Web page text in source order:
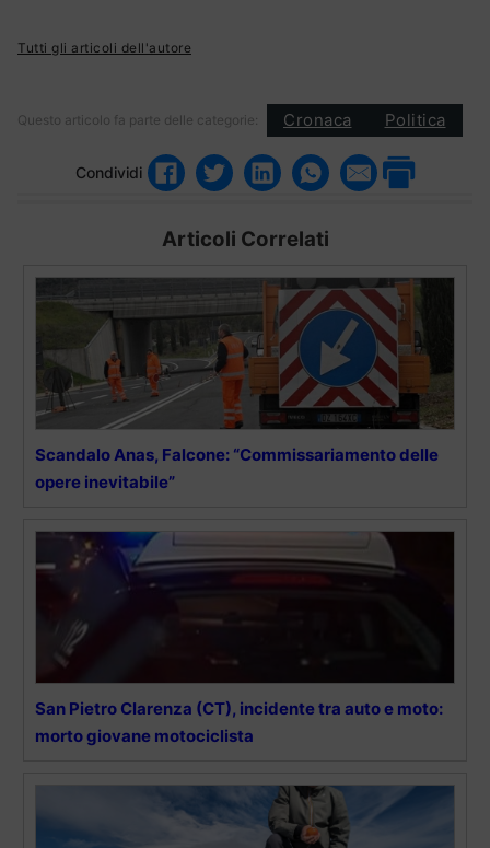
Tutti gli articoli dell'autore
Questo articolo fa parte delle categorie: Cronaca Politica
Condividi
Articoli Correlati
Scandalo Anas, Falcone: “Commissariamento delle
opere inevitabile”
San Pietro Clarenza (CT), incidente tra auto e moto:
morto giovane motociclista